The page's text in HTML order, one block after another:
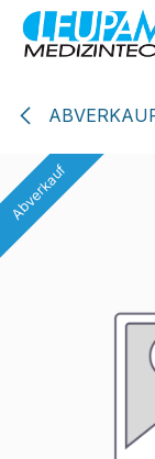
Zum Inhalt
Abverkauf